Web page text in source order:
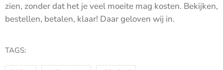
zien, zonder dat het je veel moeite mag kosten. Bekijken,
bestellen, betalen, klaar! Daar geloven wij in.
TAGS: